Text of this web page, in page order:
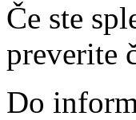
Če ste
preverite
Do